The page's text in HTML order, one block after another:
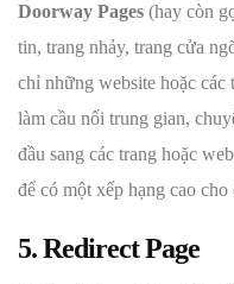
Doorway Pages (hay còn
tin, trang nhảy, trang cửa
chỉ những website hoặc các
làm cầu nối trung gian,
đầu sang các trang hoặc
để có một xếp hạng cao
5. Redirect Page